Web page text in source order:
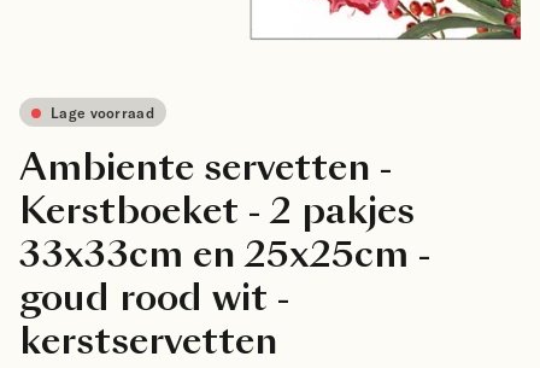
Lage voorraad
Ambiente servetten -
Kerstboeket - 2 pakjes
33x33cm en 25x25cm -
goud rood wit -
kerstservetten